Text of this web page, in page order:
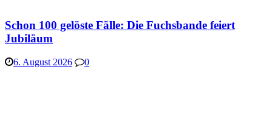
Schon 100 gelöste Fälle: Die Fuchsbande feiert
Jubiläum
6. August 2026 0